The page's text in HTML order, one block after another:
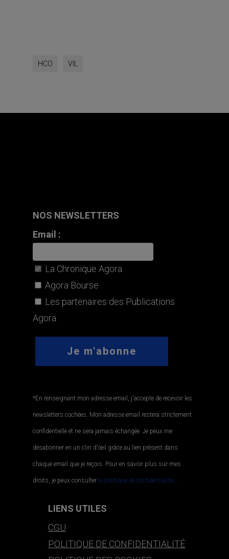
HCO VIL
NOS NEWSLETTERS
Email :
La Chronique Agora
Agora Bourse
Les partenaires des Publications
Agora
*En renseignant mon adresse email, j'accepte de recevoir les
newsletters cochées. Mon adresse email restera strictement
confidentielle et ne sera jamais échangée. Je peux me
désabonner en un clin d'œil grâce au lien présent dans
chaque email que je reçois. Pour en savoir plus sur mes
droits, je peux consulter la politique de confidentialité..
LIENS UTILES
CGU
POLITIQUE DE CONFIDENTIALITÉ